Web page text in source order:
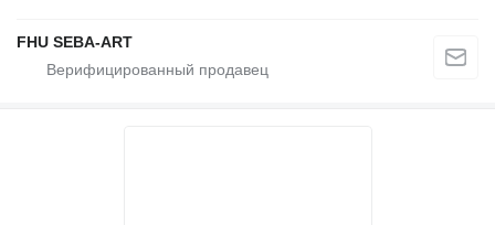
FHU SEBA-ART